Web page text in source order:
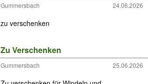
Gummersbach 24.06.2026
zu verschenken
Zu Verschenken
Gummersbach 25.06.2026